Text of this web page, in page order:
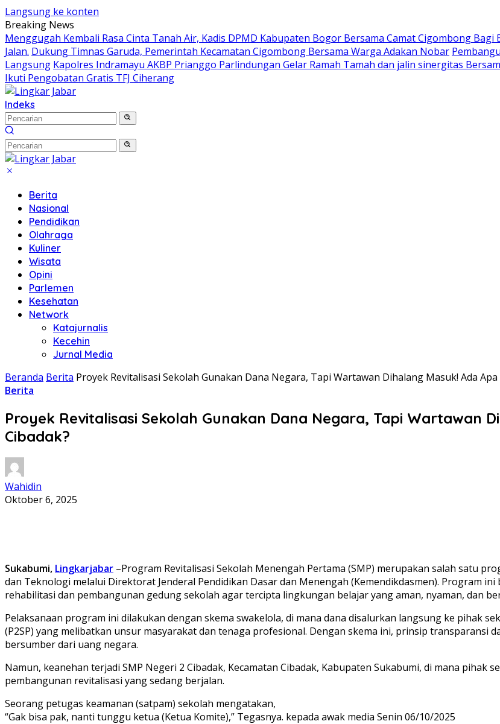
Langsung ke konten
Breaking News
Menggugah Kembali Rasa Cinta Tanah Air, Kadis DPMD Kabupaten Bogor Bersama Camat Cigombong
Jalan. Dukung Timnas Garuda, Pemerintah Kecamatan Cigombong Bersama Warga Adakan Nobar
Langsung Kapolres Indramayu AKBP Prianggo Parlindungan Gelar Ramah Tamah dan jalin sinergitas
Ikuti Pengobatan Gratis TFJ Ciherang
Indeks
Berita
Nasional
Pendidikan
Olahraga
Kuliner
Wisata
Opini
Parlemen
Kesehatan
Network
Katajurnalis
Kecehin
Jurnal Media
Beranda Berita Proyek Revitalisasi Sekolah Gunakan Dana Negara, Tapi Wartawan Dihalang Masuk! Ada Apa
Berita
Proyek Revitalisasi Sekolah Gunakan Dana Negara, Tapi Wartawan
Cibadak?
Wahidin
Oktober 6, 2025
Sukabumi, Lingkarjabar –Program Revitalisasi Sekolah Menengah Pertama (SMP) merupakan salah satu
dan Teknologi melalui Direktorat Jenderal Pendidikan Dasar dan Menengah (Kemendikdasmen). Program
rehabilitasi dan pembangunan gedung sekolah agar tercipta lingkungan belajar yang aman, nyaman, dan
Pelaksanaan program ini dilakukan dengan skema swakelola, di mana dana disalurkan langsung ke pihak
(P2SP) yang melibatkan unsur masyarakat dan tenaga profesional. Dengan skema ini, prinsip transparansi
bersumber dari uang negara.
Namun, keanehan terjadi SMP Negeri 2 Cibadak, Kecamatan Cibadak, Kabupaten Sukabumi, di mana
pembangunan revitalisasi yang sedang berjalan.
Seorang petugas keamanan (satpam) sekolah mengatakan,
“Gak bisa pak, nanti tunggu ketua (Ketua Komite),” Tegasnya. kepada awak media Senin 06/10/2025